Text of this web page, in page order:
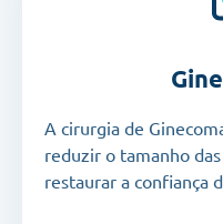
A cirurgia de
reduzir o tamanho
restaurar a confiança